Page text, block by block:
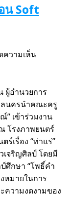
น Soft
ความเห็นบน
“ท่า
แร่”
ผล
งาน
ครู
โรงเรียน
เจริญศิลป์
ศึกษา
สู่
ผู้อำนวยการ
ลนครนำคณะครู
” เข้าร่วมงาน
โรงภาพยนตร์
ร์เรื่อง “ท่าแร่”
เจริญศิลป์ โดยมี
ศึกษา “โพธิ์คำ
หมายในการ
ความงดงามของ